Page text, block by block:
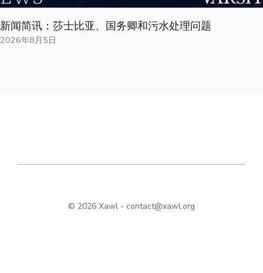
新闻简讯：莎士比亚、国务卿和污水处理问题
2026年8月5日
© 2026 Xawl - contact@xawl.org